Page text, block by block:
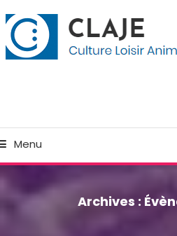
Menu
Archives :